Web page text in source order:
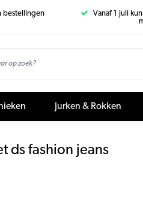
bestellingen
Vanaf 1 juli
Jurken & Rokken
ds fashion jeans